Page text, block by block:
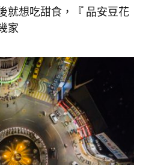
就想吃甜食，『 品安豆花
家